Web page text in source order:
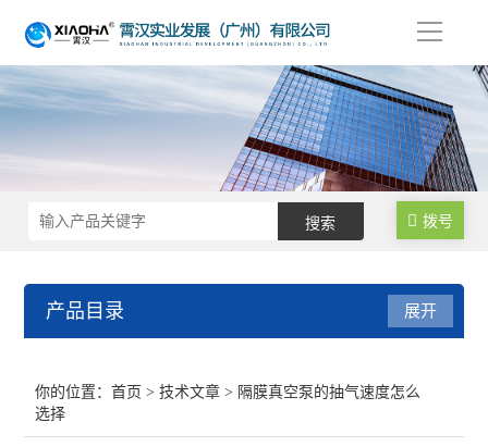
导
拨号
产品目录
生物发酵罐
展开
你的位置：首页 >技术文章 > 隔膜真空泵的抽气速度怎么
选择